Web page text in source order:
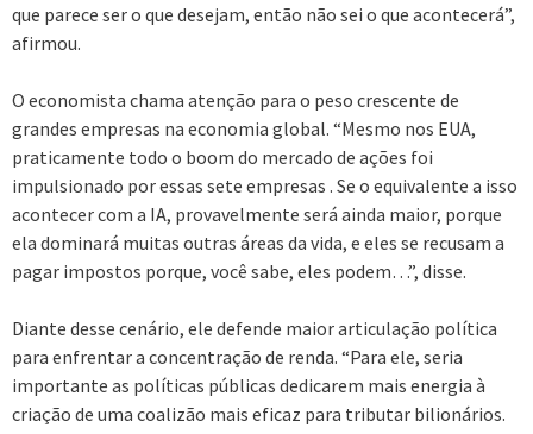
que parece ser o que desejam, então não sei o que acontecerá”,
afirmou.
O economista chama atenção para o peso crescente de
grandes empresas na economia global. “Mesmo nos EUA,
praticamente todo o boom do mercado de ações foi
impulsionado por essas sete empresas . Se o equivalente a isso
acontecer com a IA, provavelmente será ainda maior, porque
ela dominará muitas outras áreas da vida, e eles se recusam a
pagar impostos porque, você sabe, eles podem…”, disse.
Diante desse cenário, ele defende maior articulação política
para enfrentar a concentração de renda. “Para ele, seria
importante as políticas públicas dedicarem mais energia à
criação de uma coalizão mais eficaz para tributar bilionários.